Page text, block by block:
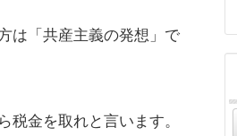
は「共産主義の発想」で
金を取れと言います。